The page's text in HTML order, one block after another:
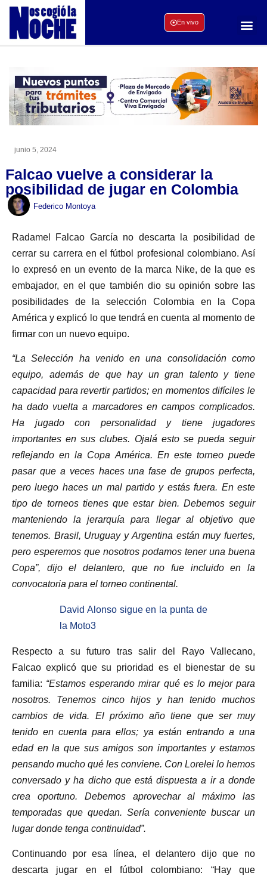
En vivo
junio 5, 2024
Falcao vuelve a considerar la
posibilidad de jugar en Colombia
Federico Montoya
Radamel Falcao García no descarta la posibilidad de
cerrar su carrera en el fútbol profesional colombiano. Así
lo expresó en un evento de la marca Nike, de la que es
embajador, en el que también dio su opinión sobre las
posibilidades de la selección Colombia en la Copa
América y explicó lo que tendrá en cuenta al momento de
firmar con un nuevo equipo.
“La Selección ha venido en una consolidación como
equipo, además de que hay un gran talento y tiene
capacidad para revertir partidos; en momentos difíciles le
ha dado vuelta a marcadores en campos complicados.
Ha jugado con personalidad y tiene jugadores
importantes en sus clubes. Ojalá esto se pueda seguir
reflejando en la Copa América. En este torneo puede
pasar que a veces haces una fase de grupos perfecta,
pero luego haces un mal partido y estás fuera. En este
tipo de torneos tienes que estar bien. Debemos seguir
manteniendo la jerarquía para llegar al objetivo que
tenemos. Brasil, Uruguay y Argentina están muy fuertes,
pero esperemos que nosotros podamos tener una buena
Copa”, dijo el delantero, que no fue incluido en la
convocatoria para el torneo continental.
David Alonso sigue en la punta de
la Moto3
Respecto a su futuro tras salir del Rayo Vallecano,
Falcao explicó que su prioridad es el bienestar de su
familia: “Estamos esperando mirar qué es lo mejor para
nosotros. Tenemos cinco hijos y han tenido muchos
cambios de vida. El próximo año tiene que ser muy
tenido en cuenta para ellos; ya están entrando a una
edad en la que sus amigos son importantes y estamos
pensando mucho qué les conviene. Con Lorelei lo hemos
conversado y ha dicho que está dispuesta a ir a donde
crea oportuno. Debemos aprovechar al máximo las
temporadas que quedan. Sería conveniente buscar un
lugar donde tenga continuidad”.
Continuando por esa línea, el delantero dijo que no
descarta jugar en el fútbol colombiano: “Hay que